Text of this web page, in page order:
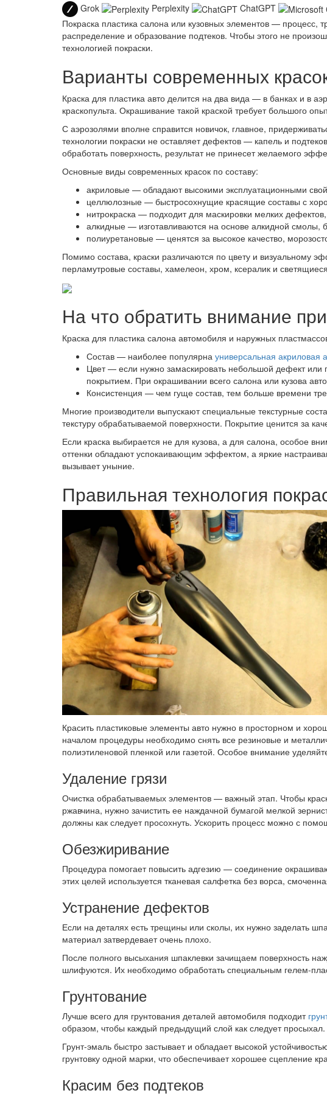
Grok Perplexity ChatGPT
Покраска пластика салона или кузовных элементов —
распределение и образование подтеков. Чтобы этого не
технологией покраски.
Варианты современных
Краска для пластика авто делится на два вида — в банках и в
краскопульта. Окрашивание такой краской требует большого
С аэрозолями вполне справится новичок, главное,
технологии покраски не оставляет дефектов — капель и
обработать поверхность, результат не принесет желаемого
Основные виды современных красок по составу:
акриловые — обладают высокими эксплуатационными
целлюлозные — быстросохнущие красящие составы с
нитрокраска — подходит для маскировки мелких
алкидные — изготавливаются на основе алкидной смолы,
полиуретановые — ценятся за высокое качество,
Помимо состава, краски различаются по цвету и визуальному
перламутровые составы, хамелеон, хром, ксералик и
На что обратить внимание
Краска для пластика салона автомобиля и наружных
Состав — наиболее популярна универсальная акриловая
Цвет — если нужно замаскировать небольшой дефект или
покрытием. При окрашивании всего салона или кузова
Консистенция — чем гуще состав, тем больше времени
Многие производители выпускают специальные текстурные
текстуру обрабатываемой поверхности. Покрытие ценится за
Если краска выбирается не для кузова, а для салона, особое
оттенки обладают успокаивающим эффектом, а яркие
вызывает уныние.
Правильная технология
Красить пластиковые элементы авто нужно в просторном и
началом процедуры необходимо снять все резиновые и
полиэтиленовой пленкой или газетой. Особое внимание
Удаление грязи
Очистка обрабатываемых элементов — важный этап. Чтобы
ржавчина, нужно зачистить ее наждачной бумагой мелкой
должны как следует просохнуть. Ускорить процесс можно с
Обезжиривание
Процедура помогает повысить адгезию — соединение
этих целей используется тканевая салфетка без ворса,
Устранение дефектов
Если на деталях есть трещины или сколы, их нужно заделать
материал затвердевает очень плохо.
После полного высыхания шпаклевки зачищаем поверхность
шлифуются. Их необходимо обработать специальным гелем-
Грунтование
Лучше всего для грунтования деталей автомобиля подходит
образом, чтобы каждый предыдущий слой как следует просыхал.
Грунт-эмаль быстро застывает и обладает высокой
грунтовку одной марки, что обеспечивает хорошее сцепление
Красим без подтеков